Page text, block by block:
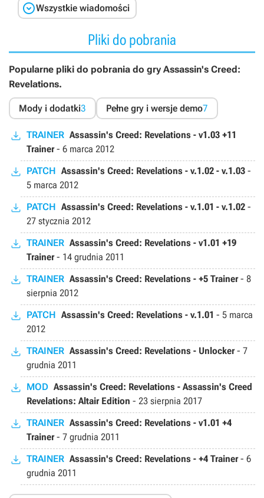
Wszystkie wiadomości
Pliki do pobrania
Popularne pliki do pobrania do gry Assassin's Creed:
Revelations.
Mody i dodatki3 Pełne gry i wersje demo7
TRAINER Assassin's Creed: Revelations - v1.03 +11
Trainer- 6 marca 2012
PATCH Assassin's Creed: Revelations - v.1.02 - v.1.03 -
5 marca 2012
PATCH Assassin's Creed: Revelations - v.1.01 - v.1.02 -
27 stycznia 2012
TRAINER Assassin's Creed: Revelations - v1.01 +19
Trainer- 14 grudnia 2011
TRAINER Assassin's Creed: Revelations - +5 Trainer- 8
sierpnia 2012
PATCH Assassin's Creed: Revelations - v.1.01 - 5 marca
2012
TRAINER Assassin's Creed: Revelations - Unlocker- 7
grudnia 2011
MOD Assassin's Creed: Revelations - Assassin's Creed
Revelations: Altair Edition - 23 sierpnia 2017
TRAINER Assassin's Creed: Revelations - v1.01 +4
Trainer- 7 grudnia 2011
TRAINER Assassin's Creed: Revelations - +4 Trainer- 6
grudnia 2011